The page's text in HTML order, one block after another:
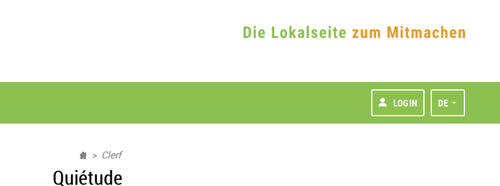
LOGIN DE
Clerf
Quiétude